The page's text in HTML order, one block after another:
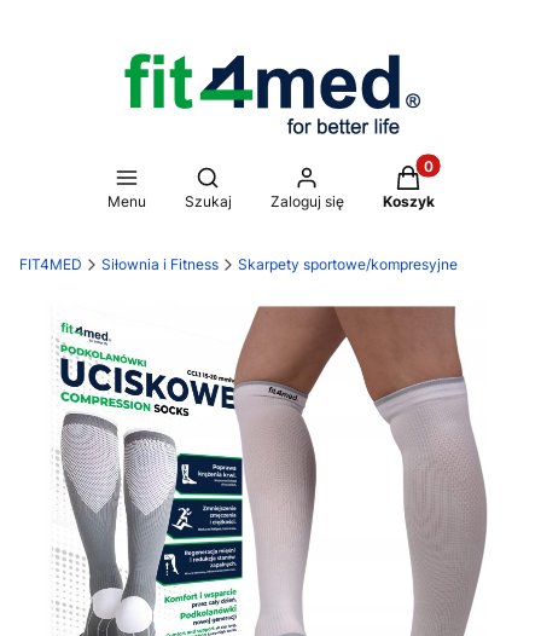
Menu
Otwórz wyszukiwarkę
Szukaj Zaloguj się
Produkty w
Koszyk
FIT4MED Siłownia i Fitness Skarpety sportowe/kompresyjne